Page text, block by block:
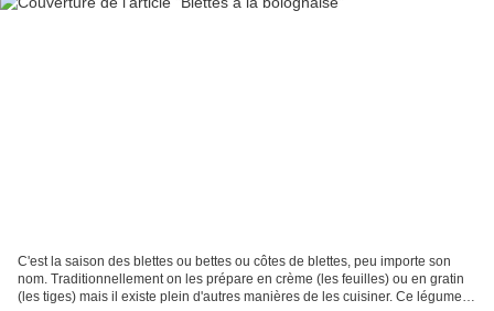
C'est la saison des blettes ou bettes ou côtes de blettes, peu importe son
nom. Traditionnellement on les prépare en crème (les feuilles) ou en gratin
(les tiges) mais il existe plein d'autres manières de les cuisiner. Ce légume